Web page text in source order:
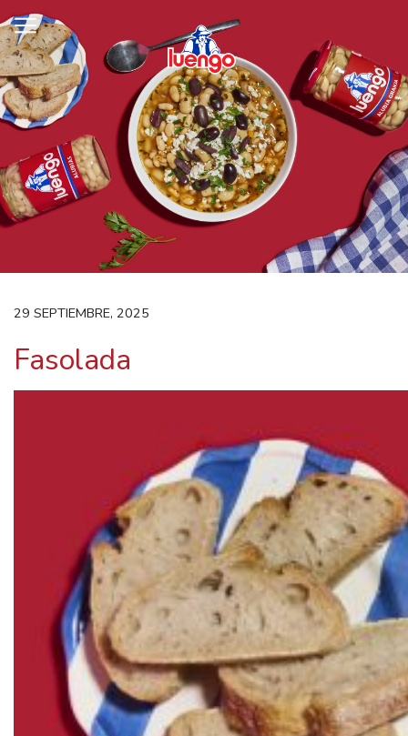
to
content
29 SEPTIEMBRE, 2025
Fasolada